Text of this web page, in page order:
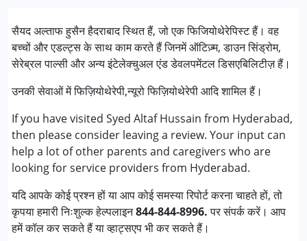
सैयद अल्ताफ हुसैन हैदराबाद स्थित हैं, जो एक फिजियोथेरेपिस्ट हैं। वह
बच्चों और एडल्ट्स के साथ काम करते हैं जिनमें ऑटिज़्म, डाउन सिंड्रोम,
सेरेब्रल पाल्सी और अन्य इंटेलेक्चुअल एंड डेवलपमेंटल डिसएबिलिटीज़ हैं।
उनकी सेवाओं में फिज़ियोथेरेपी,न्यूरो फिज़ियोथेरेपी आदि शामिल हैं।
If you have visited Syed Altaf Hussain from Hyderabad,
then please consider leaving a review. Your input can
help a lot of other parents and caregivers who are
looking for service providers from Hyderabad.
यदि आपके कोई प्रश्न हों या आप कोई समस्या रिपोर्ट करना चाहते हों, तो
कृपया हमारी निःशुल्क हेल्पलाइन844-844-8996.पर संपर्क करें। आप
हमें कॉल कर सकते हैं या व्हाट्सएप भी कर सकते हैं।
फिजियोथेरेपी
निम्नलिखित विकलांगता संबंधित सेवाएं उपलब्ध :
अटेंशन डेफिसिट (हाइपरएक्टिविटी) डिसऑर्डर (एडीडी/एडीएचडी)
ऑटिज्म स्पेक्ट्रम डिसऑर्डर (ए एस डी )
सेरब्रल पाल्सी (सी पी )
डाउन सिंड्रोम (डी एस )
ग्लोबल डेवलपमेंटल डिले (एर्लियर टर्म वाज़ एमआर)
मल्टिपल डिसेबिलिटीज़ (एमडी)
आयु वर्ग :0 - 5 years ,6 - 12 years ,13 - 17 years ,above 18
years
लिंगमहिला, पुरुष